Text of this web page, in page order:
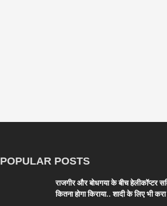
POPULAR POSTS
राजगीर और बोधगया के बीच हेलीकॉप्टर
कितना होगा किराया.. शादी के लिए भी